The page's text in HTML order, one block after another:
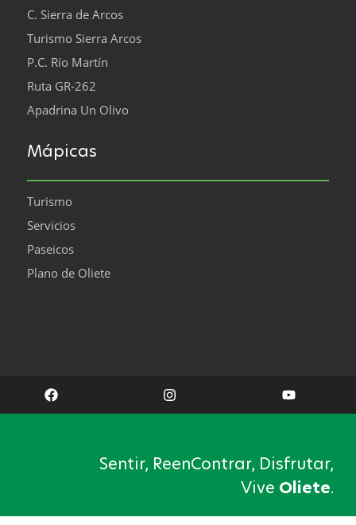
C. Sierra de Arcos
Turismo Sierra Arcos
P.C. Río Martín
Ruta GR-262
Apadrina Un Olivo
Mápicas
Turismo
Servicios
Paseicos
Plano de Oliete
Sentir, ReenContrar, Disfrutar,
Vive Oliete.